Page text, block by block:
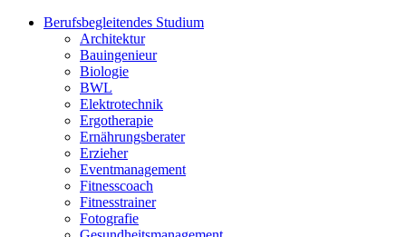
Berufsbegleitendes Studium
Architektur
Bauingenieur
Biologie
BWL
Elektrotechnik
Ergotherapie
Ernährungsberater
Erzieher
Eventmanagement
Fitnesscoach
Fitnesstrainer
Fotografie